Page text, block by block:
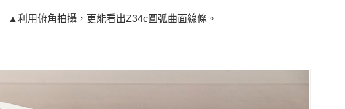
▲利用俯角拍攝，更能看出Z34c圓弧曲面線條。